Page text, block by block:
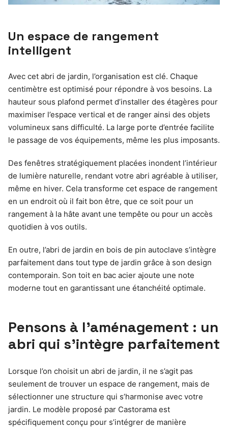
Un espace de rangement
intelligent
Avec cet abri de jardin, l’organisation est clé. Chaque
centimètre est optimisé pour répondre à vos besoins. La
hauteur sous plafond permet d’installer des étagères pour
maximiser l’espace vertical et de ranger ainsi des objets
volumineux sans difficulté. La large porte d’entrée facilite
le passage de vos équipements, même les plus imposants.
Des fenêtres stratégiquement placées inondent l’intérieur
de lumière naturelle, rendant votre abri agréable à utiliser,
même en hiver. Cela transforme cet espace de rangement
en un endroit où il fait bon être, que ce soit pour un
rangement à la hâte avant une tempête ou pour un accès
quotidien à vos outils.
En outre, l’abri de jardin en bois de pin autoclave s’intègre
parfaitement dans tout type de jardin grâce à son design
contemporain. Son toit en bac acier ajoute une note
moderne tout en garantissant une étanchéité optimale.
Pensons à l’aménagement : un
abri qui s’intègre parfaitement
Lorsque l’on choisit un abri de jardin, il ne s’agit pas
seulement de trouver un espace de rangement, mais de
sélectionner une structure qui s’harmonise avec votre
jardin. Le modèle proposé par Castorama est
spécifiquement conçu pour s’intégrer de manière